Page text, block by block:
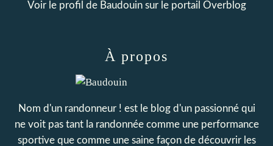
Voir le profil de Baudouinsur le portail Overblog
À propos
Nom d'un randonneur ! est le blog d'un passionné qui
ne voit pas tant la randonnée comme une performance
sportive que comme une saine façon de découvrir les